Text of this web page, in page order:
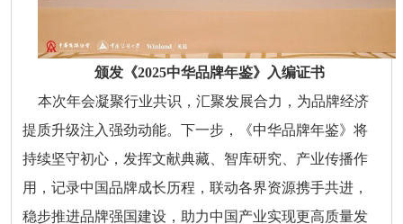
颁发《2025中华品牌年鉴》入编证书
本次年会凝聚行业共识，汇聚发展合力，为品牌经济
提质升级注入强劲动能。下一步，《中华品牌年鉴》将
持续坚守初心，发挥文献典藏、智库研究、产业传播作
用，记录中国品牌成长历程，联动各界资源携手共进，
稳步推进品牌强国建设，助力中国产业实现更高质量发